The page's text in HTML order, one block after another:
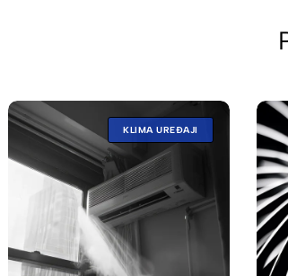
KLIMA UREĐAJI